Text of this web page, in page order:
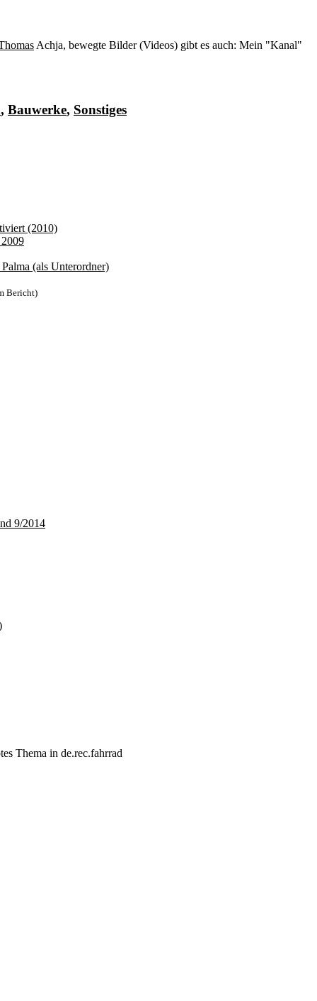
Achja, bewegte Bilder (Videos) gibt es auch: Mein "Kanal"
, Bauwerke, Sonstiges
(2010)
(als Unterordner)
Bericht)
9/2014
Thema in de.rec.fahrrad